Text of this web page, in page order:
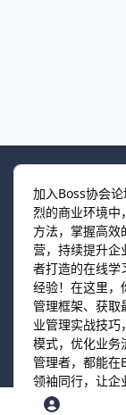
加入Boss协会
烈的商业环境中
方法，掌握高效
营，持续提升
者打造的在线学
经验！在这里，
管理框架、获取
业管理实战技巧
模式，优化业务
管理者，都能在
领袖同行，让企